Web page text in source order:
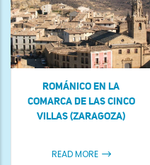
ROMÁNICO EN LA
COMARCA DE LAS CINCO
VILLAS (ZARAGOZA)
READ MORE